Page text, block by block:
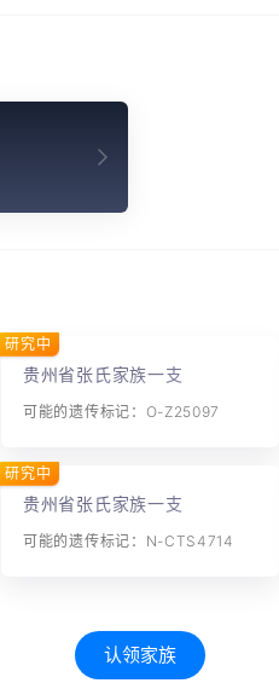
贵州省张氏家族一支
可能的遗传标记：O-Z25097
研究中
贵州省张氏家族一支
可能的遗传标记：N-CTS4714
研究中
认领家族